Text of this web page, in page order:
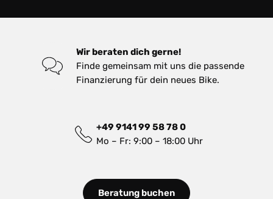
Wir beraten dich gerne!
Finde gemeinsam mit uns die passende
Finanzierung für dein neues Bike.
+49 9141 99 58 78 0
Mo – Fr: 9:00 – 18:00 Uhr
Beratung buchen